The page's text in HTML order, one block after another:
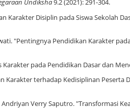
Undiksha9.2 (2021): 291-304.
Karakter Disiplin pada Siswa Sekolah
"Pentingnya Pendidikan Karakter
pada Pendidikan Dasar dan
Karakter terhadap Kedisiplinan Peserta
Verry Saputro. "Transformasi